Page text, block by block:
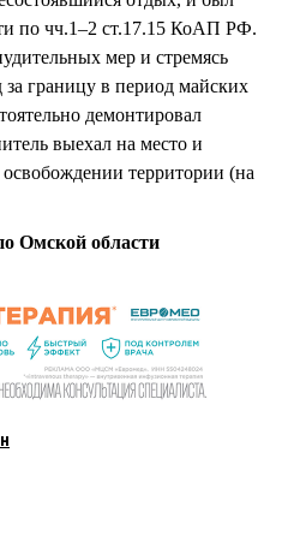
по чч.1–2 ст.17.15 КоАП РФ.
мер и стремясь
за границу в период майских
демонтировал
выехал на место и
территории (на
Омской области